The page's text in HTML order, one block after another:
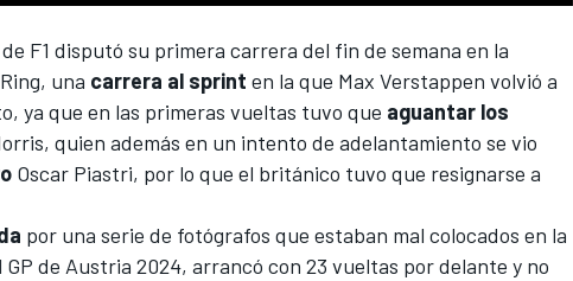
F1 disputó su primera carrera del fin de semana en la
una carrera al sprint en la que Max Verstappen volvió a
ya que en las primeras vueltas tuvo que aguantar los
, quien además en un intento de adelantamiento se vio
Oscar Piastri, por lo que el británico tuvo que resignarse a
por una serie de fotógrafos que estaban mal colocados en la
de Austria 2024, arrancó con 23 vueltas por delante y no